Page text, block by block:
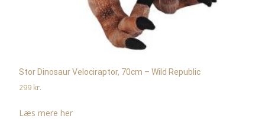
Stor Dinosaur Velociraptor, 70cm – Wild Republic
299 kr.
Læs mere her